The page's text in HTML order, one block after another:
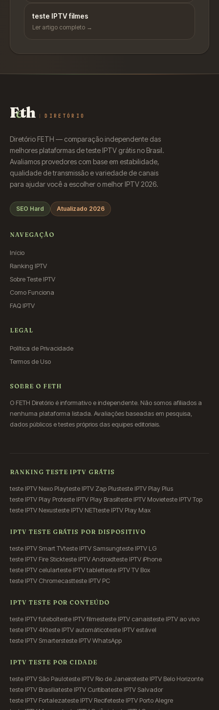
teste IPTV filmes
Ler artigo completo →
Feth DIRETÓRIO
Diretório FETH — comparação independente das
melhores plataformas de teste IPTV grátis no Brasil.
Avaliamos provedores com base em estabilidade,
qualidade de transmissão e variedade de canais
para ajudar você a escolher o melhor IPTV 2026.
SEO Hard Atualizado 2026
NAVEGAÇÃO
Início
Ranking IPTV
Sobre Teste IPTV
Como Funciona
FAQ IPTV
LEGAL
Política de Privacidade
Termos de Uso
SOBRE O FETH
O FETH Diretório é informativo e independente. Não somos afiliados a
nenhuma plataforma listada. Avaliações baseadas em pesquisa,
dados públicos e testes próprios das equipes editoriais.
RANKING TESTE IPTV GRÁTIS
teste IPTV Nexo Playteste IPTV Zap Plusteste IPTV Play Plus
teste IPTV Play Proteste IPTV Play Brasilteste IPTV Movieteste IPTV Top
teste IPTV Nexusteste IPTV NETteste IPTV Play Max
IPTV TESTE GRÁTIS POR DISPOSITIVO
teste IPTV Smart TVteste IPTV Samsungteste IPTV LG
teste IPTV Fire Stickteste IPTV Androidteste IPTV iPhone
teste IPTV celularteste IPTV tabletteste IPTV TV Box
teste IPTV Chromecastteste IPTV PC
IPTV TESTE POR CONTEÚDO
teste IPTV futebolteste IPTV filmesteste IPTV canaisteste IPTV ao vivo
teste IPTV 4Kteste IPTV automáticoteste IPTV estável
teste IPTV Smartersteste IPTV WhatsApp
IPTV TESTE POR CIDADE
teste IPTV São Pauloteste IPTV Rio de Janeiroteste IPTV Belo Horizonte
teste IPTV Brasíliateste IPTV Curitibateste IPTV Salvador
teste IPTV Fortalezateste IPTV Recifeteste IPTV Porto Alegre